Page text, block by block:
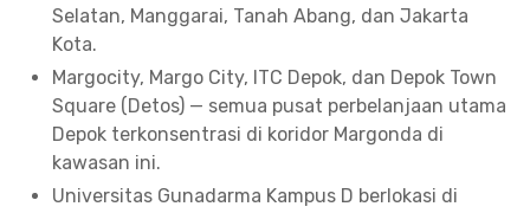
Selatan, Manggarai, Tanah Abang, dan Jakarta
Kota.
Margocity, Margo City, ITC Depok, dan Depok Town
Square (Detos) — semua pusat perbelanjaan utama
Depok terkonsentrasi di koridor Margonda di
kawasan ini.
Universitas Gunadarma Kampus D berlokasi di